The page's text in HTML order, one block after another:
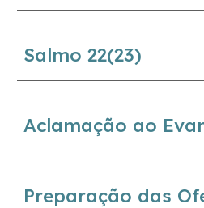
Salmo22(23)
Aclamação ao
Preparação das